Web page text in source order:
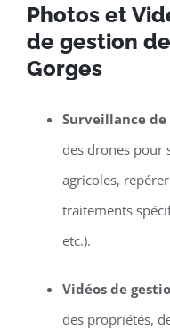
Photos et
de gestion
Gorges
Surveillance
des drones pour
agricoles,
traitements
etc.).
Vidéos de
des propriétés,